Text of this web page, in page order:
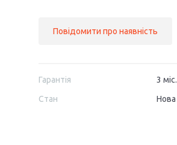
Повідомити про наявність
Гарантія
3 міс.
Стан
Нова